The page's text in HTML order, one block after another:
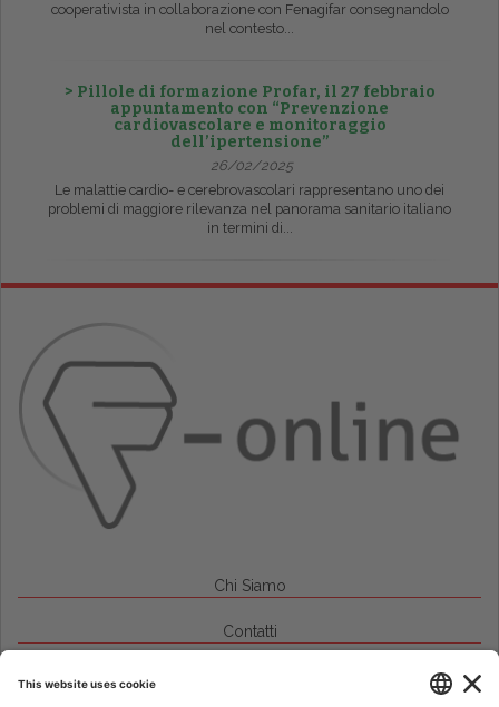
cooperativista in collaborazione con Fenagifar consegnandolo
nel contesto...
> Pillole di formazione Profar, il 27 febbraio
appuntamento con “Prevenzione
cardiovascolare e monitoraggio
dell’ipertensione”
26/02/2025
Le malattie cardio- e cerebrovascolari rappresentano uno dei
problemi di maggiore rilevanza nel panorama sanitario italiano
in termini di...
Chi Siamo
Contatti